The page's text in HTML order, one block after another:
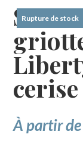
cerise
À partir
Rupture de stock